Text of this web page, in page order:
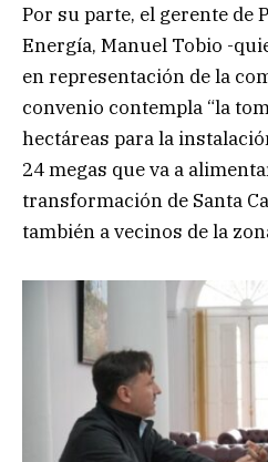
Por su parte, el gerente de
Energía, Manuel Tobio -
en representación de la
convenio contempla “la
hectáreas para la
24 megas que va a
transformación de Santa
también a vecinos de la